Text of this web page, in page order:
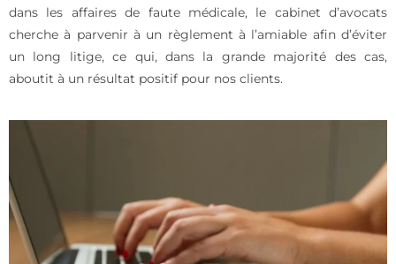
dans les affaires de faute médicale, le cabinet d’avocats
cherche à parvenir à un règlement à l’amiable afin d’éviter
un long litige, ce qui, dans la grande majorité des cas,
aboutit à un résultat positif pour nos clients.